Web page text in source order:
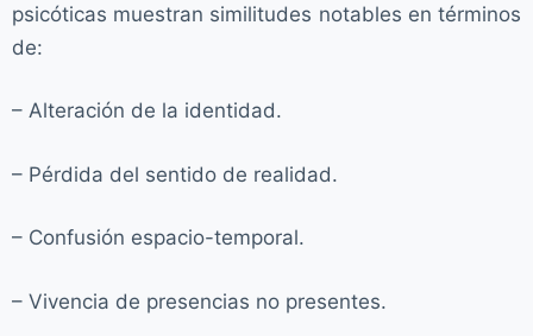
psicóticas muestran similitudes notables en términos
de:
– Alteración de la identidad.
– Pérdida del sentido de realidad.
– Confusión espacio-temporal.
– Vivencia de presencias no presentes.